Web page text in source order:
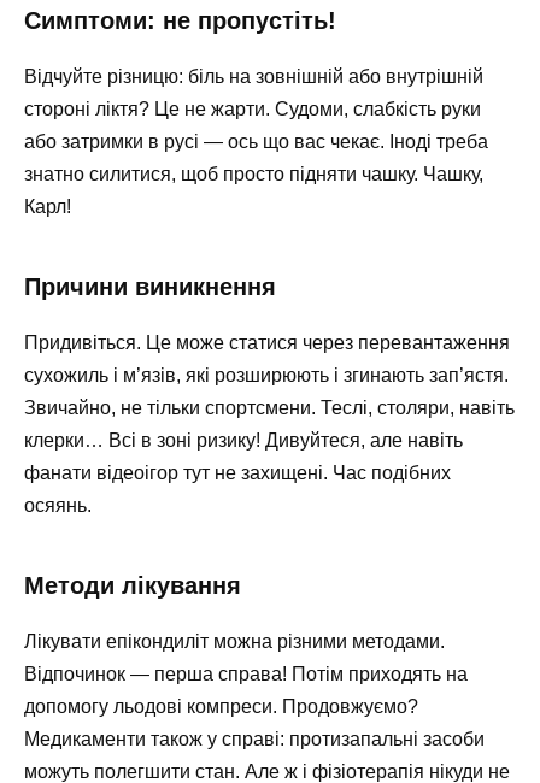
Симптоми: не пропустіть!
Відчуйте різницю: біль на зовнішній або внутрішній
стороні ліктя? Це не жарти. Судоми, слабкість руки
або затримки в русі — ось що вас чекає. Іноді треба
знатно силитися, щоб просто підняти чашку. Чашку,
Карл!
Причини виникнення
Придивіться. Це може статися через перевантаження
сухожиль і м’язів, які розширюють і згинають зап’ястя.
Звичайно, не тільки спортсмени. Теслі, столяри, навіть
клерки… Всі в зоні ризику! Дивуйтеся, але навіть
фанати відеоігор тут не захищені. Час подібних
осяянь.
Методи лікування
Лікувати епікондиліт можна різними методами.
Відпочинок — перша справа! Потім приходять на
допомогу льодові компреси. Продовжуємо?
Медикаменти також у справі: протизапальні засоби
можуть полегшити стан. Але ж і фізіотерапія нікуди не